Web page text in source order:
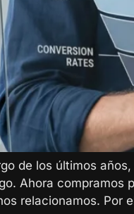
de los últimos
Ahora compramos
relacionamos. Por